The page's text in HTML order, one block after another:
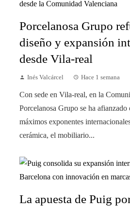
Porcelanosa Grupo
diseño y expansión
desde Vila-real
Inés Valcárcel Hace 1 semana
Con sede en Vila-real, en la
Porcelanosa Grupo se ha
máximos exponentes
cerámica, el mobiliario...
La apuesta de Puig